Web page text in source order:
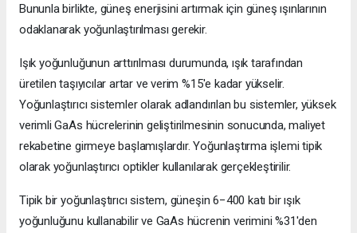
Bununla birlikte, güneş enerjisini artırmak için güneş ışınlarının
odaklanarak yoğunlaştırılması gerekir.
Işık yoğunluğunun arttırılması durumunda, ışık tarafından
üretilen taşıyıcılar artar ve verim %15'e kadar yükselir.
Yoğunlaştırıcı sistemler olarak adlandırılan bu sistemler, yüksek
verimli GaAs hücrelerinin geliştirilmesinin sonucunda, maliyet
rekabetine girmeye başlamışlardır. Yoğunlaştırma işlemi tipik
olarak yoğunlaştırıcı optikler kullanılarak gerçekleştirilir.
Tipik bir yoğunlaştırıcı sistem, güneşin 6−400 katı bir ışık
yoğunluğunu kullanabilir ve GaAs hücrenin verimini %31'den